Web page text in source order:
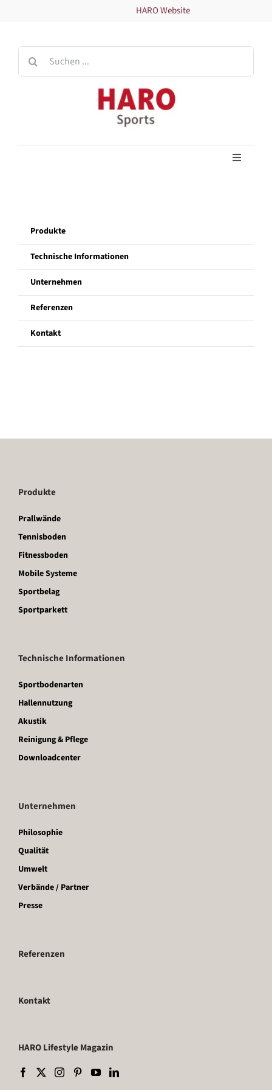
HARO Website
nach:
Toggle
Produkte
Technische Informationen
Unternehmen
Referenzen
Produkte
Technische Informationen
Unternehmen
Referenzen
Kontakt
Produkte
Prallwände
Tennisboden
Fitnessboden
Mobile Systeme
Sportbelag
Sportparkett
Technische Informationen
Sportbodenarten
Hallennutzung
Akustik
Reinigung & Pflege
Downloadcenter
Unternehmen
Philosophie
Qualität
Umwelt
Verbände / Partner
Presse
Referenzen
Kontakt
HARO Lifestyle Magazin